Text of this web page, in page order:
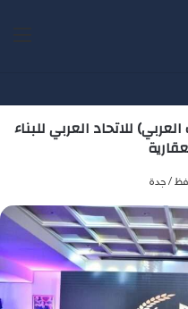
كرة القدم
للاتحاد العربي للبناء
/ جدة